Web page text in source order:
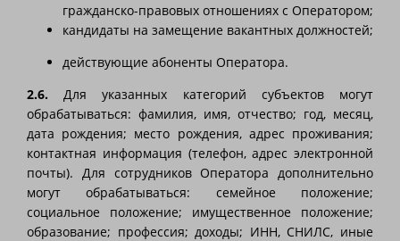
гражданско-правовых отношениях с Оператором;
кандидаты на замещение вакантных должностей;
действующие абоненты Оператора.
2.6. Для указанных категорий субъектов могут
обрабатываться: фамилия, имя, отчество; год, месяц,
дата рождения; место рождения, адрес проживания;
контактная информация (телефон, адрес электронной
почты). Для сотрудников Оператора дополнительно
могут обрабатываться: семейное положение;
социальное положение; имущественное положение;
образование; профессия; доходы; ИНН, СНИЛС, иные